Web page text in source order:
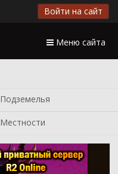
Войти на сайт
Меню сайта
Подземелья
Местности